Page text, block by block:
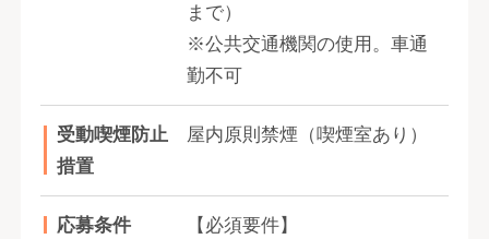
まで）
※公共交通機関の使用。車通
勤不可
受動喫煙防止
措置
屋内原則禁煙（喫煙室あり）
応募条件
【必須要件】